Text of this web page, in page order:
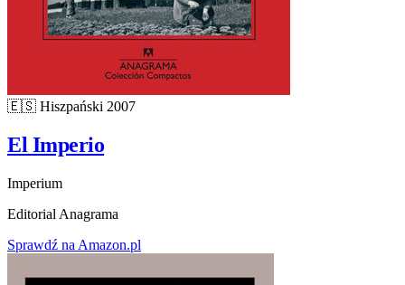
🇪🇸 Hiszpański 2007
El Imperio
Imperium
Editorial Anagrama
Sprawdź na Amazon.pl